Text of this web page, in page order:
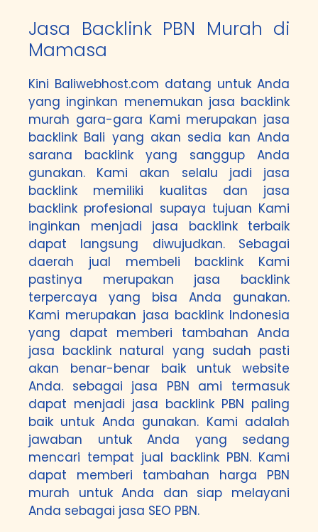
Jasa Backlink PBN Murah di
Mamasa
Kini Baliwebhost.com datang untuk Anda
yang inginkan menemukan jasa backlink
murah gara-gara Kami merupakan jasa
backlink Bali yang akan sedia kan Anda
sarana backlink yang sanggup Anda
gunakan. Kami akan selalu jadi jasa
backlink memiliki kualitas dan jasa
backlink profesional supaya tujuan Kami
inginkan menjadi jasa backlink terbaik
dapat langsung diwujudkan. Sebagai
daerah jual membeli backlink Kami
pastinya merupakan jasa backlink
terpercaya yang bisa Anda gunakan.
Kami merupakan jasa backlink Indonesia
yang dapat memberi tambahan Anda
jasa backlink natural yang sudah pasti
akan benar-benar baik untuk website
Anda. sebagai jasa PBN ami termasuk
dapat menjadi jasa backlink PBN paling
baik untuk Anda gunakan. Kami adalah
jawaban untuk Anda yang sedang
mencari tempat jual backlink PBN. Kami
dapat memberi tambahan harga PBN
murah untuk Anda dan siap melayani
Anda sebagai jasa SEO PBN.